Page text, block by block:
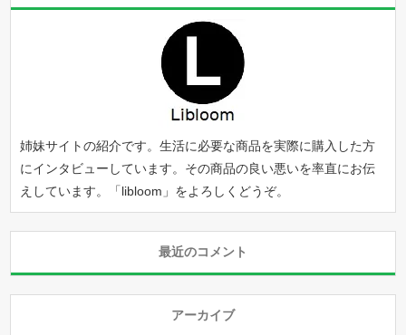
姉妹サイトの紹介です。生活に必要な商品を実際に購入した方
にインタビューしています。その商品の良い悪いを率直にお伝
えしています。「libloom 」をよろしくどうぞ。
最近のコメント
アーカイブ